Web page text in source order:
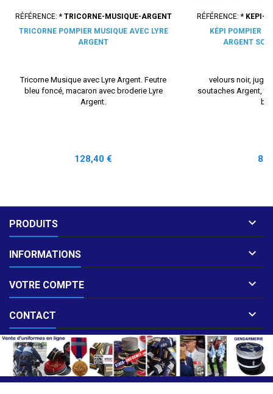
RÉFÉRENCE: * TRICORNE-MUSIQUE-ARGENT
TRICORNE POMPIER MUSIQUE AVEC LYRE
ARGENT
Tricorne Musique avec Lyre Argent. Feutre
bleu foncé, macaron avec broderie Lyre
Argent.
Prix
128,40 €
RÉFÉRENCE: * KEPI-
KÉPI POMPIER
ARGENT
velours noir,
soutaches Argent,
Prix
PRODUITS 
INFORMATIONS 
VOTRE COMPTE 
CONTACT 